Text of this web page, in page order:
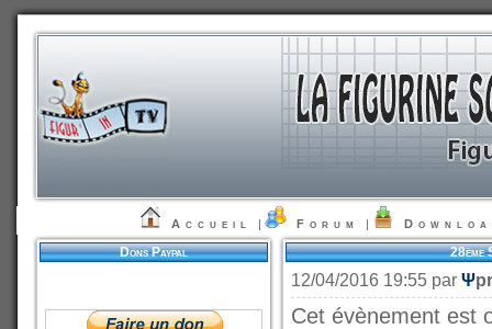
Accueil | Forum |
Dons Paypal 28ème
12/04/2016 19:55 par Ψ
Cet évènement est